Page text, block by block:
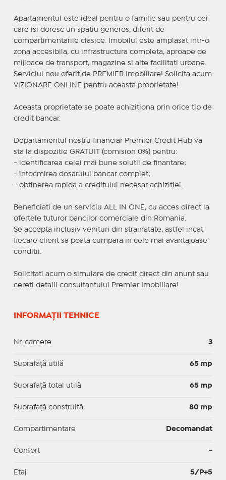
Apartamentul este ideal pentru o familie sau pentru cei
care isi doresc un spatiu generos, diferit de
compartimentarile clasice. Imobilul este amplasat intr-o
zona accesibila, cu infrastructura completa, aproape de
mijloace de transport, magazine si alte facilitati urbane.
Serviciul nou oferit de PREMIER Imobiliare! Solicita acum
VIZIONARE ONLINE pentru aceasta proprietate!
Aceasta proprietate se poate achizitiona prin orice tip de
credit bancar.
Departamentul nostru financiar Premier Credit Hub va
sta la dispozitie GRATUIT (comision 0%) pentru:
- identificarea celei mai bune solutii de finantare;
- intocmirea dosarului bancar complet;
- obtinerea rapida a creditului necesar achizitiei.
Beneficiati de un serviciu ALL IN ONE, cu acces direct la
ofertele tuturor bancilor comerciale din Romania.
Se accepta inclusiv venituri din strainatate, astfel incat
fiecare client sa poata cumpara in cele mai avantajoase
conditii.
Solicitati acum o simulare de credit direct din anunt sau
cereti detalii consultantului Premier Imobiliare!
INFORMAȚII TEHNICE
Nr. camere 3
Suprafaţă utilă 65 mp
Suprafaţă total utilă 65 mp
Suprafaţă construită 80 mp
Compartimentare Decomandat
Confort -
Etaj 5/P+5